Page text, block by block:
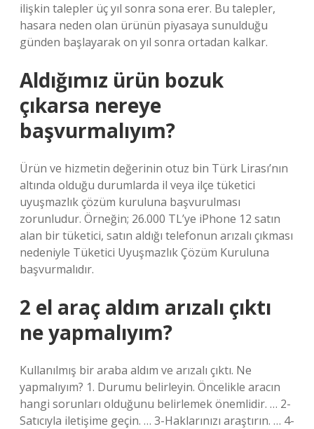
ilişkin talepler üç yıl sonra sona erer. Bu talepler,
hasara neden olan ürünün piyasaya sunulduğu
günden başlayarak on yıl sonra ortadan kalkar.
Aldığımız ürün bozuk
çıkarsa nereye
başvurmalıyım?
Ürün ve hizmetin değerinin otuz bin Türk Lirası’nın
altında olduğu durumlarda il veya ilçe tüketici
uyuşmazlık çözüm kuruluna başvurulması
zorunludur. Örneğin; 26.000 TL’ye iPhone 12 satın
alan bir tüketici, satın aldığı telefonun arızalı çıkması
nedeniyle Tüketici Uyuşmazlık Çözüm Kuruluna
başvurmalıdır.
2 el araç aldım arızalı çıktı
ne yapmalıyım?
Kullanılmış bir araba aldım ve arızalı çıktı. Ne
yapmalıyım? 1. Durumu belirleyin. Öncelikle aracın
hangi sorunları olduğunu belirlemek önemlidir. … 2-
Satıcıyla iletişime geçin. … 3-Haklarınızı araştırın. … 4-